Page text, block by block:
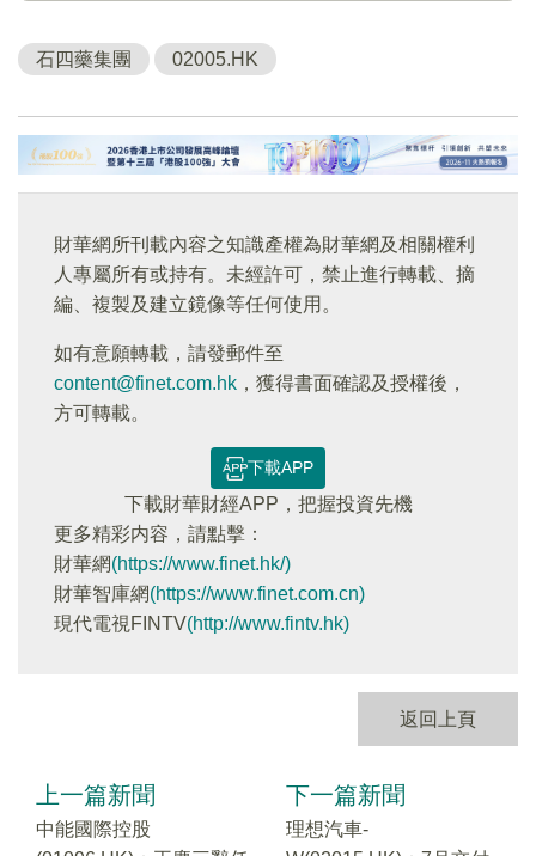
石四藥集團 02005.HK
財華網所刊載內容之知識產權為財華網及相關權利
人專屬所有或持有。未經許可，禁止進行轉載、摘
編、複製及建立鏡像等任何使用。
如有意願轉載，請發郵件至
content@finet.com.hk ，獲得書面確認及授權後，
方可轉載。
下載APP
下載財華財經APP，把握投資先機
更多精彩内容，請點擊：
財華網(https://www.finet.hk/)
財華智庫網(https://www.finet.com.cn)
現代電視FINTV(http://www.fintv.hk)
返回上頁
上一篇新聞
中能國際控股
下一篇新聞
理想汽車-